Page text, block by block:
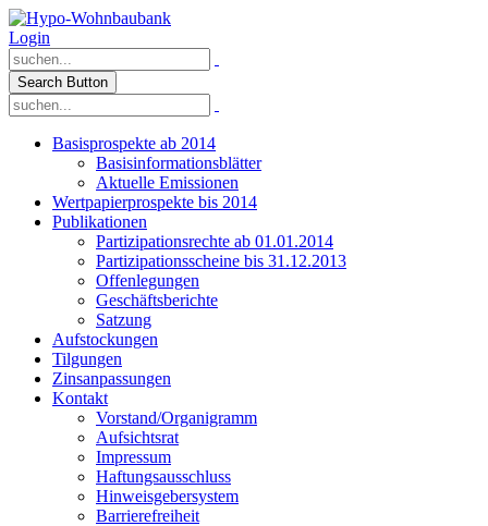
Login
Search Button
Basisprospekte ab 2014
Basisinformationsblätter
Aktuelle Emissionen
Wertpapierprospekte bis 2014
Publikationen
Partizipationsrechte ab 01.01.2014
Partizipationsscheine bis 31.12.2013
Offenlegungen
Geschäftsberichte
Satzung
Aufstockungen
Tilgungen
Zinsanpassungen
Kontakt
Vorstand/Organigramm
Aufsichtsrat
Impressum
Haftungsausschluss
Hinweisgebersystem
Barrierefreiheit